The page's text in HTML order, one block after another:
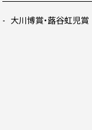
大川博賞・蕗谷虹児賞